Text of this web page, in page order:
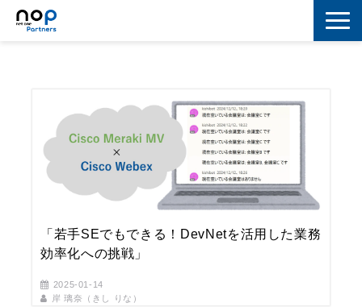
セキュリティ
IoT
コラボレーション
スキルアップ
「若手SEでもできる！DevNetを活用した業務
効率化への挑戦」
2025-01-14
岸 璃奈（きし りな）